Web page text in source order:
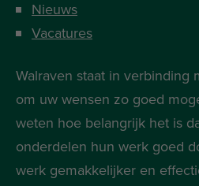
Nieuws
Vacatures
Walraven staat in verbinding
om uw wensen zo goed
weten hoe belangrijk het is
onderdelen hun werk goed
werk gemakkelijker en